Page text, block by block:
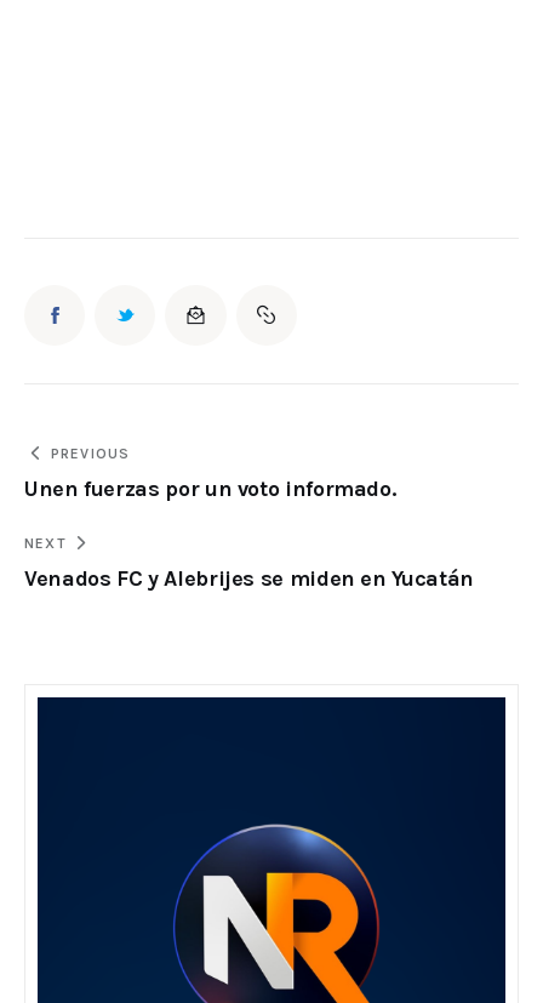
PREVIOUS
Unen fuerzas por un voto informado.
NEXT
Venados FC y Alebrijes se miden en Yucatán